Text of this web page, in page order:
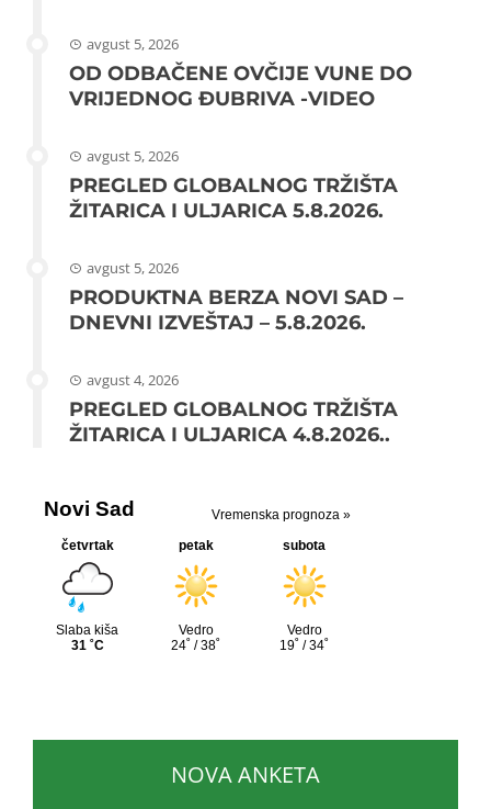
avgust 5, 2026
OD ODBAČENE OVČIJE VUNE DO
VRIJEDNOG ĐUBRIVA -VIDEO
avgust 5, 2026
PREGLED GLOBALNOG TRŽIŠTA
ŽITARICA I ULJARICA 5.8.2026.
avgust 5, 2026
PRODUKTNA BERZA NOVI SAD –
DNEVNI IZVEŠTAJ – 5.8.2026.
avgust 4, 2026
PREGLED GLOBALNOG TRŽIŠTA
ŽITARICA I ULJARICA 4.8.2026..
NOVA ANKETA